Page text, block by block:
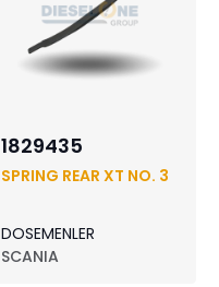
1829435
SPRING REAR XT NO. 3
DOSEMENLER
SCANIA